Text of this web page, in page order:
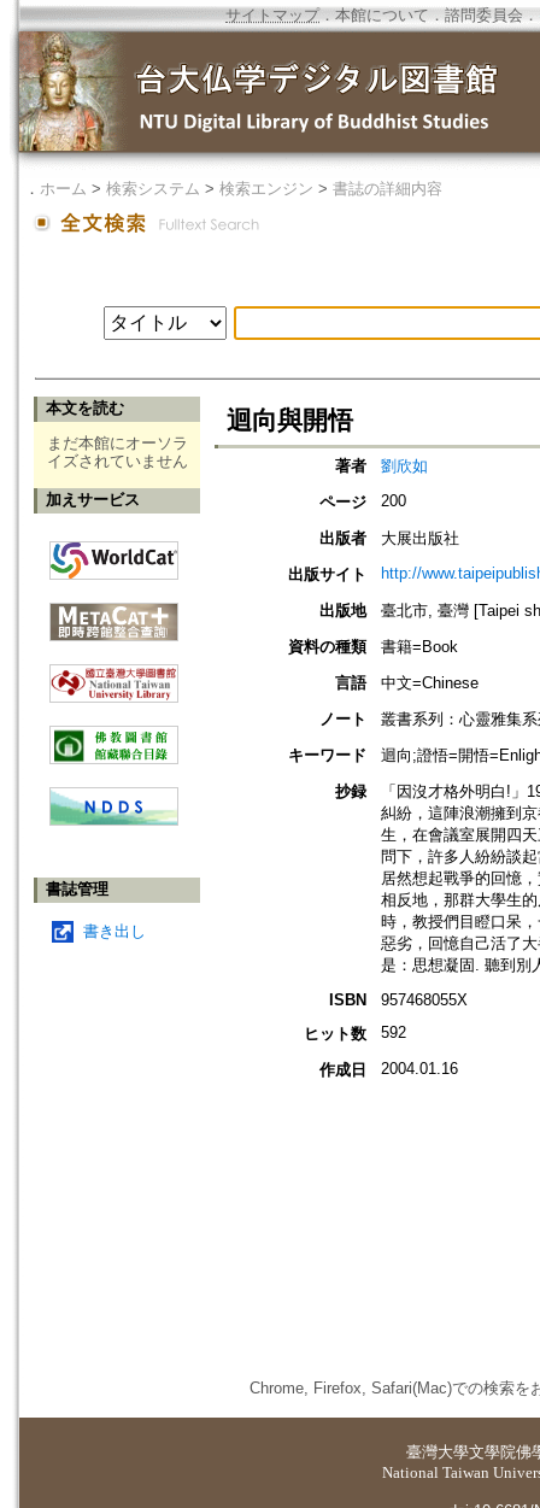
サイトマップ．本館について ． 諮問委員会 ．
． ホーム > 検索システム > 検索エンジン > 書誌の詳細内容
本文を読む
まだ本館にオーソラ
イズされていません
加えサービス
書誌管理
書き出し
迴向與開悟
著者
劉欣如
ページ
200
出版者
大展出版社
出版サイト
http://
出版地
臺北市, 臺灣 [Taipei
資料の種類
書籍=Book
言語
中文=Chinese
ノート
叢書系列：心靈雅集
キーワード
迴向;證悟=開悟
抄録
「因沒才格外明白!」
糾紛，這陣浪潮擁到
生，在會議室展開四
問下，許多人紛紛談
居然想起戰爭的回憶
相反地，那群大學生
時，教授們目瞪口呆
惡劣，回憶自己活了
是：思想凝固. 聽到別
ISBN
957468055X
ヒット数
592
作成日 2004.01.16
Chrome, Firefox, Safari(Mac)での検索を
臺灣大學文學院佛
National Taiwan